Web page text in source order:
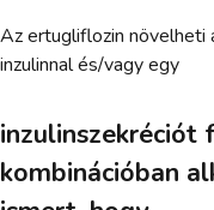
Az ertugliflozin növelheti
inzulinnal és/vagy egy
inzulinszekréciót
kombinációban